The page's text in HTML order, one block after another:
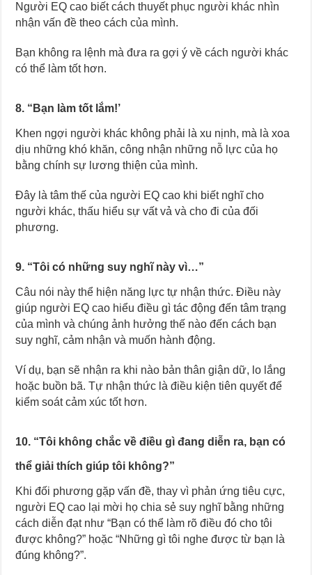
Người EQ cao biết cách thuyết phục người khác nhìn
nhận vấn đề theo cách của mình.
Bạn không ra lệnh mà đưa ra gợi ý về cách người khác
có thể làm tốt hơn.
8. “Bạn làm tốt lắm!’
Khen ngợi người khác không phải là xu nịnh, mà là xoa
dịu những khó khăn, công nhận những nỗ lực của họ
bằng chính sự lương thiện của mình.
Đây là tâm thế của người EQ cao khi biết nghĩ cho
người khác, thấu hiểu sự vất vả và cho đi của đối
phương.
9. “Tôi có những suy nghĩ này vì…”
Câu nói này thể hiện năng lực tự nhận thức. Điều này
giúp người EQ cao hiểu điều gì tác động đến tâm trạng
của mình và chúng ảnh hưởng thế nào đến cách bạn
suy nghĩ, cảm nhận và muốn hành động.
Ví dụ, bạn sẽ nhận ra khi nào bản thân giận dữ, lo lắng
hoặc buồn bã. Tự nhận thức là điều kiện tiên quyết để
kiểm soát cảm xúc tốt hơn.
10. “Tôi không chắc về điều gì đang diễn ra, bạn có
thể giải thích giúp tôi không?”
Khi đối phương gặp vấn đề, thay vì phản ứng tiêu cực,
người EQ cao lại mời họ chia sẻ suy nghĩ bằng những
cách diễn đạt như “Bạn có thể làm rõ điều đó cho tôi
được không?” hoặc “Những gì tôi nghe được từ bạn là
đúng không?”.